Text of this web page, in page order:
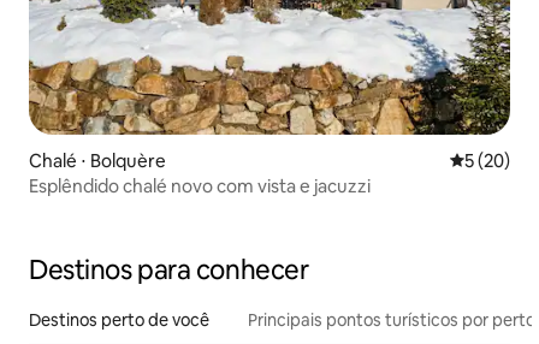
Chalé ⋅ Bolquère 5 de uma
5 (20)
Esplêndido chalé novo com vista e jacuzzi
Destinos para conhecer
Destinos perto de você Principais pontos turísticos por perto